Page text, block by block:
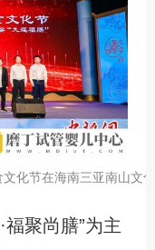
化节在海南三亚南山文
聚尚膳”为主